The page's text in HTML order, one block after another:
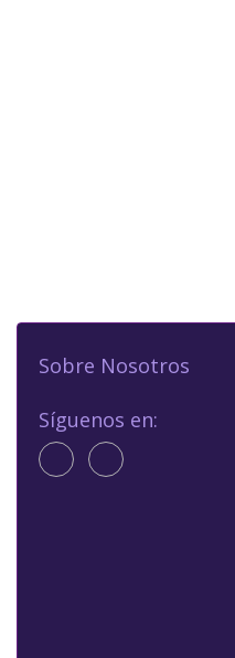
Sobre Nosotros
Síguenos en: